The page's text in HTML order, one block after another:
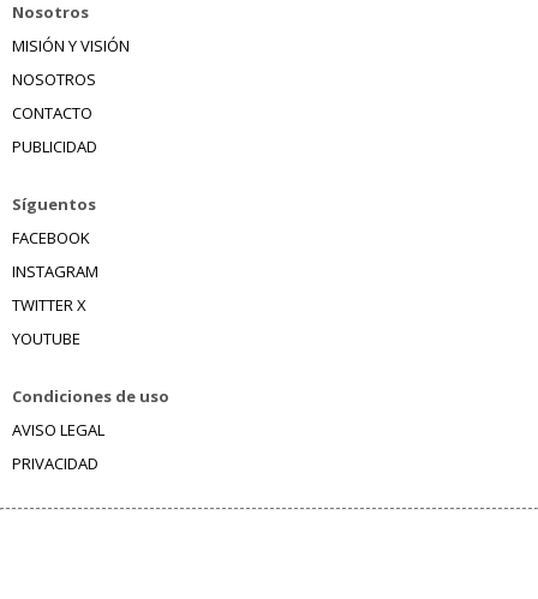
Nosotros
MISIÓN Y VISIÓN
NOSOTROS
CONTACTO
PUBLICIDAD
Síguentos
FACEBOOK
INSTAGRAM
TWITTER X
YOUTUBE
Condiciones de uso
AVISO LEGAL
PRIVACIDAD